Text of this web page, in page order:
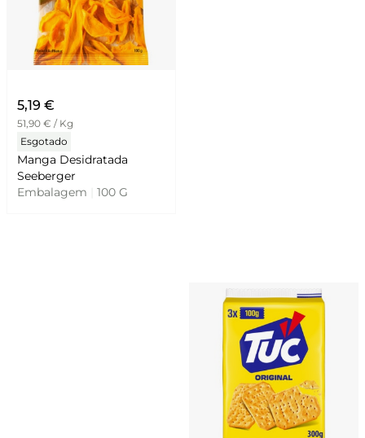
5,19 €
51,90 € / Kg
Esgotado
Manga Desidratada
Seeberger
Embalagem
100 G